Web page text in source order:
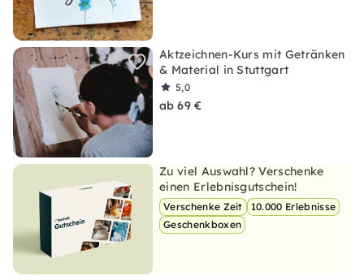
Aktzeichnen-Kurs mit Getränken
& Material in Stuttgart
5,0
ab 69 €
Zu viel Auswahl? Verschenke
einen Erlebnisgutschein!
Verschenke Zeit
10.000 Erlebnisse
Geschenkboxen